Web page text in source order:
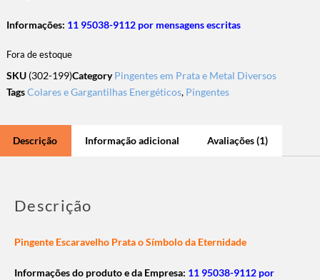
Informações: 11 95038-9112 por mensagens escritas
Fora de estoque
SKU (302-199)Category Pingentes em Prata e Metal Diversos
TagsColares e Gargantilhas Energéticos, Pingentes
Descrição Informação adicional Avaliações (1)
Descrição
Pingente Escaravelho Prata o Símbolo da Eternidade
Informações do produto e da Empresa: 11 95038-9112 por